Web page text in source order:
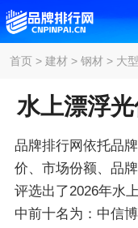
首页 > 建材> 钢材> 大
水上漂浮
品牌排行网依托品
价、市场份额、品
评选出了2026年水
中前十名为：中信